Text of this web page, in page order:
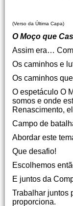
(Verso da Última Capa)
O Moço que
Assim era…
Os caminhos e
Os caminhos
O espetáculo O
somos e onde
Renascimento,
Campo de
Abordar este
Que desafio!
Escolhemos
E juntos da
Trabalhar juntos
proporciona.